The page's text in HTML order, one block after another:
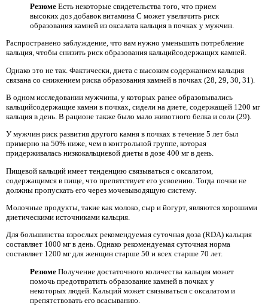
Резюме Есть некоторые свидетельства того, что прием
высоких доз добавок витамина С может увеличить риск
образования камней из оксалата кальция в почках у мужчин.
Распространено заблуждение, что вам нужно уменьшить потребление
кальция, чтобы снизить риск образования кальцийсодержащих камней.
Однако это не так. Фактически, диета с высоким содержанием кальция
связана со снижением риска образования камней в почках (28, 29, 30, 31).
В одном исследовании мужчины, у которых ранее образовывались
кальцийсодержащие камни в почках, сидели на диете, содержащей 1200 мг
кальция в день. В рационе также было мало животного белка и соли (29).
У мужчин риск развития другого камня в почках в течение 5 лет был
примерно на 50% ниже, чем в контрольной группе, которая
придерживалась низкокальциевой диеты в дозе 400 мг в день.
Пищевой кальций имеет тенденцию связываться с оксалатом,
содержащимся в пище, что препятствует его усвоению. Тогда почки не
должны пропускать его через мочевыводящую систему.
Молочные продукты, такие как молоко, сыр и йогурт, являются хорошими
диетическими источниками кальция.
Для большинства взрослых рекомендуемая суточная доза (RDA) кальция
составляет 1000 мг в день. Однако рекомендуемая суточная норма
составляет 1200 мг для женщин старше 50 и всех старше 70 лет.
Резюме Получение достаточного количества кальция может
помочь предотвратить образование камней в почках у
некоторых людей. Кальций может связываться с оксалатом и
препятствовать его всасыванию.